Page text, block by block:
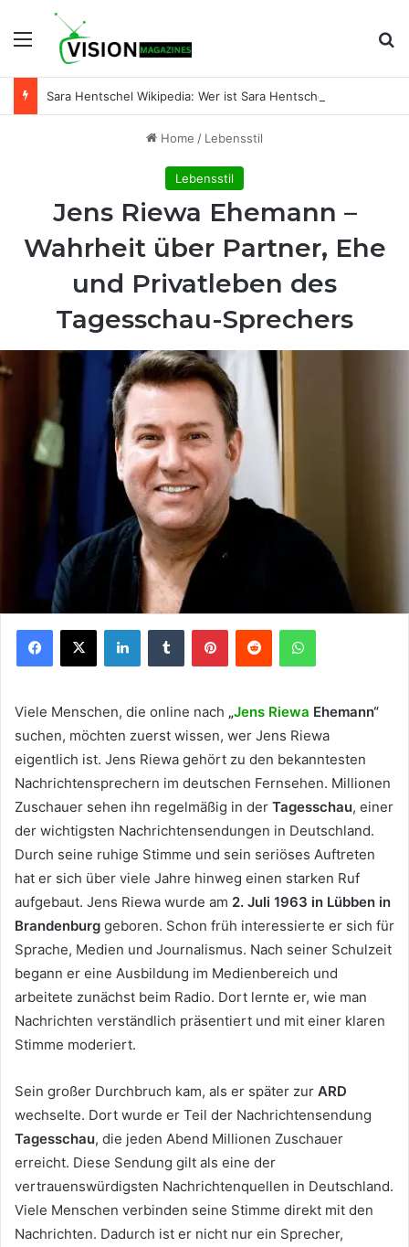
Menu
Home / Lebensstil
Lebensstil
Jens Riewa Ehemann –
Wahrheit über Partner, Ehe
und Privatleben des
Tagesschau-Sprechers
Facebook
X LinkedInTumblr PinterestReddit WhatsApp
Viele Menschen, die online nach „Jens Riewa Ehemann“
suchen, möchten zuerst wissen, wer Jens Riewa
eigentlich ist. Jens Riewa gehört zu den bekanntesten
Nachrichten­sprechern im deutschen Fernsehen. Millionen
Zuschauer sehen ihn regelmäßig in der Tagesschau, einer
der wichtigsten Nachrichtensendungen in Deutschland.
Durch seine ruhige Stimme und sein seriöses Auftreten
hat er sich über viele Jahre hinweg einen starken Ruf
aufgebaut. Jens Riewa wurde am 2. Juli 1963 in Lübben in
Brandenburg geboren. Schon früh interessierte er sich für
Sprache, Medien und Journalismus. Nach seiner Schulzeit
begann er eine Ausbildung im Medienbereich und
arbeitete zunächst beim Radio. Dort lernte er, wie man
Nachrichten verständlich präsentiert und mit einer klaren
Stimme moderiert.
Sein großer Durchbruch kam, als er später zur ARD
wechselte. Dort wurde er Teil der Nachrichtensendung
Tagesschau, die jeden Abend Millionen Zuschauer
erreicht. Diese Sendung gilt als eine der
vertrauenswürdigsten Nachrichtenquellen in Deutschland.
Viele Menschen verbinden seine Stimme direkt mit den
Nachrichten. Dadurch ist er nicht nur ein Sprecher,